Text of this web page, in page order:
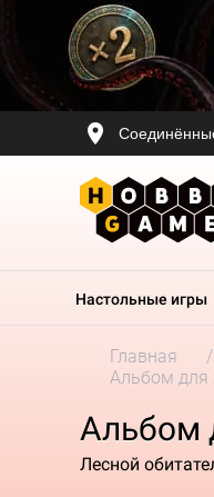
Настольные игры
Главная
Альбом для
Альбом
Лесной